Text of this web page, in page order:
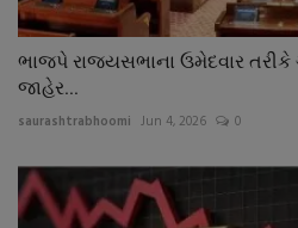
ભાજપે રાજ્યસભાના ઉમેદવાર તરીકે
જાહેર...
saurashtrabhoomi Jun 4, 2026 0